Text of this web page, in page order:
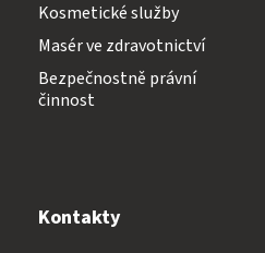
Kosmetické služby
Masér ve zdravotnictví
Bezpečnostně právní
činnost
Kontakty